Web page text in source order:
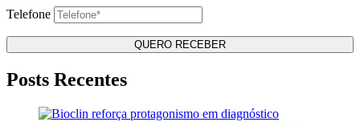
Telefone
Posts Recentes